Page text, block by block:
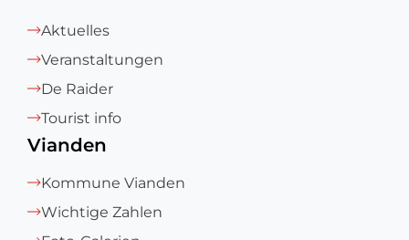
Aktuelles
Veranstaltungen
De Raider
Tourist info
Vianden
Kommune Vianden
Wichtige Zahlen